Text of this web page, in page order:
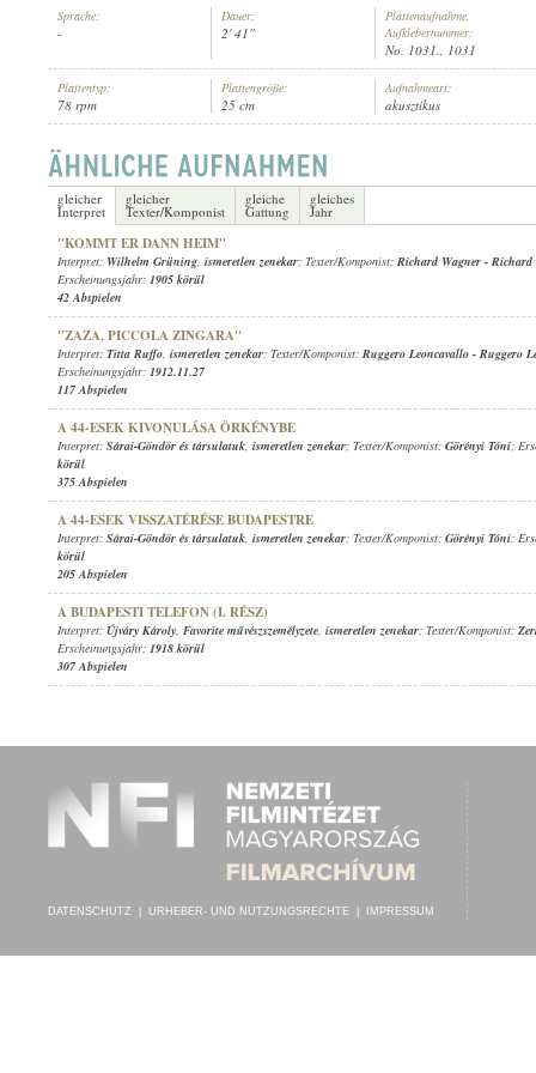
Sprache:
-
Dauer:
2' 41"
Plattenaufnahme,
Aufklebernummer:
No. 1031., 1031
Plattentyp:
78 rpm
Plattengröße:
25 cm
Aufnahmeart:
akusztikus
gleicher
Interpret
gleicher
Texter/Komponist
gleiche
Gattung
gleiches
Jahr
"KOMMT ER DANN HEIM"
Interpret: Wilhelm Grüning, ismeretlen zenekar; Texter/Komponist: Richard Wagner - Richard
Erscheinungsjahr: 1905 körül
42 Abspielen
"ZAZA, PICCOLA ZINGARA"
Interpret: Titta Ruffo, ismeretlen zenekar; Texter/Komponist: Ruggero Leoncavallo - Ruggero
Erscheinungsjahr: 1912.11.27
117 Abspielen
A 44-ESEK KIVONULÁSA ÖRKÉNYBE
Interpret: Sárai-Göndör és társulatuk, ismeretlen zenekar; Texter/Komponist: Görényi Tóni;
körül
375 Abspielen
A 44-ESEK VISSZATÉRÉSE BUDAPESTRE
Interpret: Sárai-Göndör és társulatuk, ismeretlen zenekar; Texter/Komponist: Görényi Tóni;
körül
205 Abspielen
A BUDAPESTI TELEFON (I. RÉSZ)
Interpret: Újváry Károly, Favorite művészszemélyzete, ismeretlen zenekar; Texter/Komponist:
Erscheinungsjahr: 1918 körül
307 Abspielen
DATENSCHUTZ URHEBER- UND NUTZUNGSRECHTE IMPRESSUM